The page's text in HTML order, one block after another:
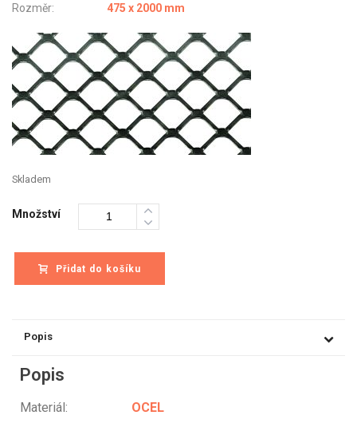
Rozměr: 475 x 2000 mm
Skladem
Množství
Přidat do košíku
Popis
Popis
Materiál: OCEL